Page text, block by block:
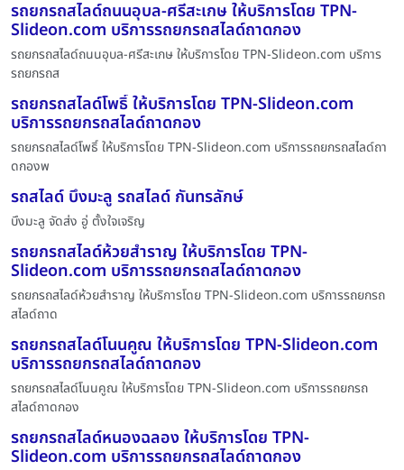
รถยกรถสไลด์ถนนอุบล-ศรีสะเกษ ให้บริการโดย TPN-
Slideon.com บริการรถยกรถสไลด์ถาดกอง
รถยกรถสไลด์ถนนอุบล-ศรีสะเกษ ให้บริการโดย TPN-Slideon.com บริการ
รถยกรถส
รถยกรถสไลด์โพธิ์ ให้บริการโดย TPN-Slideon.com
บริการรถยกรถสไลด์ถาดกอง
รถยกรถสไลด์โพธิ์ ให้บริการโดย TPN-Slideon.com บริการรถยกรถสไลด์ถา
ดกองพ
รถสไลด์ บึงมะลู รถสไลด์ กันทรลักษ์
บึงมะลู จัดส่ง อู่ ตั้งใจเจริญ
รถยกรถสไลด์ห้วยสำราญ ให้บริการโดย TPN-
Slideon.com บริการรถยกรถสไลด์ถาดกอง
รถยกรถสไลด์ห้วยสำราญ ให้บริการโดย TPN-Slideon.com บริการรถยกรถ
สไลด์ถาด
รถยกรถสไลด์โนนคูณ ให้บริการโดย TPN-Slideon.com
บริการรถยกรถสไลด์ถาดกอง
รถยกรถสไลด์โนนคูณ ให้บริการโดย TPN-Slideon.com บริการรถยกรถ
สไลด์ถาดกอง
รถยกรถสไลด์หนองฉลอง ให้บริการโดย TPN-
Slideon.com บริการรถยกรถสไลด์ถาดกอง